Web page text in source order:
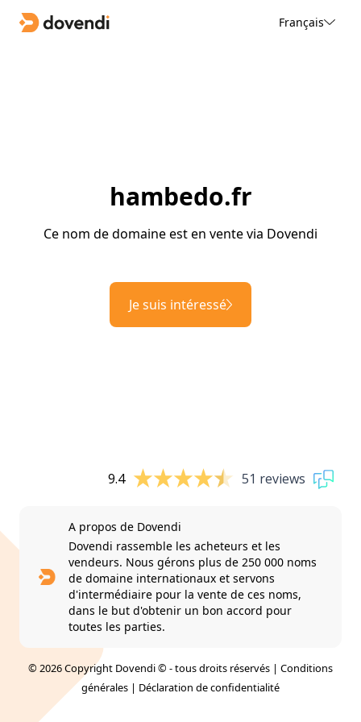
Français
hambedo.fr
Ce nom de domaine est en vente via Dovendi
Je suis intéressé
9.4 51 reviews
A propos de Dovendi
Dovendi rassemble les acheteurs et les
vendeurs. Nous gérons plus de 250 000 noms
de domaine internationaux et servons
d'intermédiaire pour la vente de ces noms,
dans le but d'obtenir un bon accord pour
toutes les parties.
© 2026 Copyright Dovendi © - tous droits réservés | Conditions
générales | Déclaration de confidentialité